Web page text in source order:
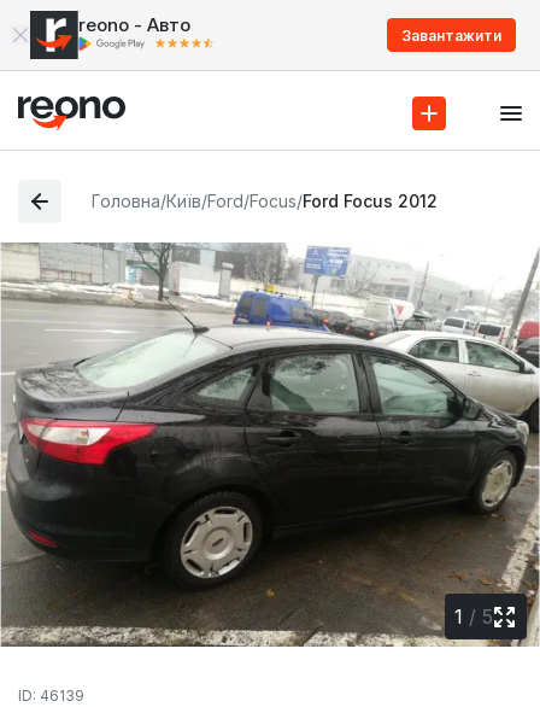
reono - Авто Завантажити
Головна/Київ/Ford/Focus/Ford Focus 2012
1 / 5
ID: 46139